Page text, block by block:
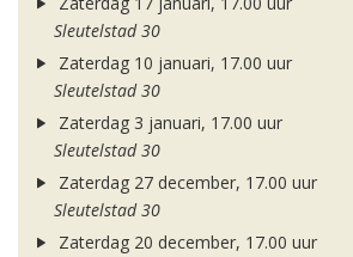
Sleutelstad 30
Zaterdag 10 januari, 17.00 uur
Sleutelstad 30
Zaterdag 3 januari, 17.00 uur
Sleutelstad 30
Zaterdag 27 december, 17.00 uur
Sleutelstad 30
Zaterdag 20 december, 17.00 uur